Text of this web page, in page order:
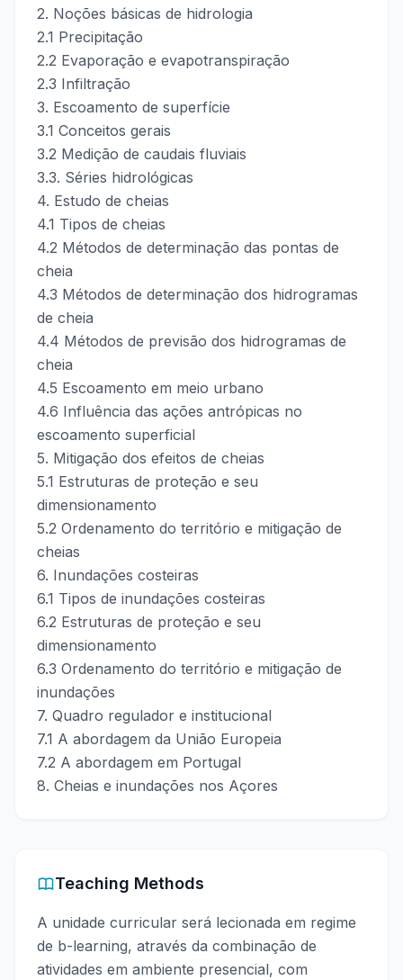
2. Noções básicas de hidrologia
2.1 Precipitação
2.2 Evaporação e evapotranspiração
2.3 Infiltração
3. Escoamento de superfície
3.1 Conceitos gerais
3.2 Medição de caudais fluviais
3.3. Séries hidrológicas
4. Estudo de cheias
4.1 Tipos de cheias
4.2 Métodos de determinação das pontas de
cheia
4.3 Métodos de determinação dos hidrogramas
de cheia
4.4 Métodos de previsão dos hidrogramas de
cheia
4.5 Escoamento em meio urbano
4.6 Influência das ações antrópicas no
escoamento superficial
5. Mitigação dos efeitos de cheias
5.1 Estruturas de proteção e seu
dimensionamento
5.2 Ordenamento do território e mitigação de
cheias
6. Inundações costeiras
6.1 Tipos de inundações costeiras
6.2 Estruturas de proteção e seu
dimensionamento
6.3 Ordenamento do território e mitigação de
inundações
7. Quadro regulador e institucional
7.1 A abordagem da União Europeia
7.2 A abordagem em Portugal
8. Cheias e inundações nos Açores
Teaching Methods
A unidade curricular será lecionada em regime
de b-learning, através da combinação de
atividades em ambiente presencial, com